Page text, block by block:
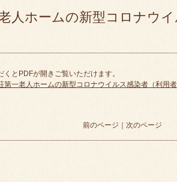
人ホームの新型コロナウイ
とPDFが開きご覧いただけます。
第一老人ホームの新型コロナウイルス感染者（利用
前のページ 次のページ